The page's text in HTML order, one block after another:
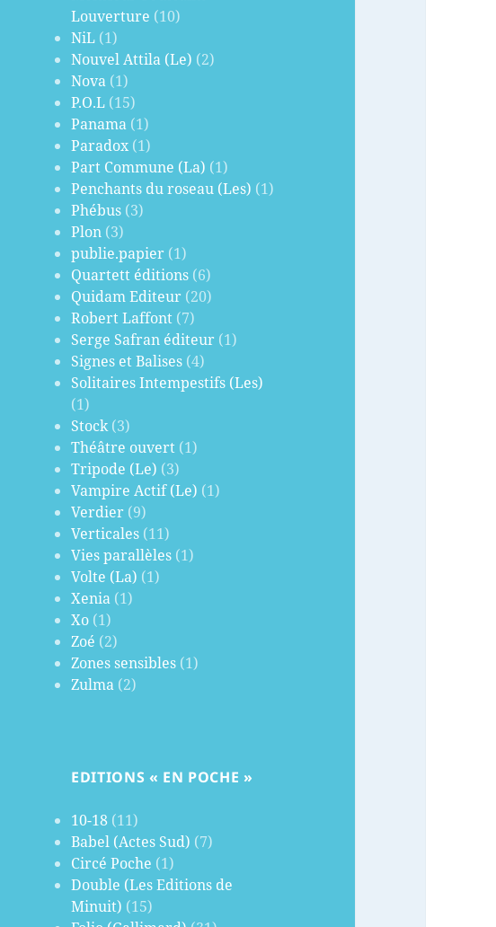
Louverture (10)
NiL (1)
Nouvel Attila (Le) (2)
Nova (1)
P.O.L (15)
Panama (1)
Paradox (1)
Part Commune (La) (1)
Penchants du roseau (Les) (1)
Phébus (3)
Plon (3)
publie.papier (1)
Quartett éditions (6)
Quidam Editeur (20)
Robert Laffont (7)
Serge Safran éditeur (1)
Signes et Balises (4)
Solitaires Intempestifs (Les)
(1)
Stock(3)
Théâtre ouvert (1)
Tripode (Le) (3)
Vampire Actif (Le) (1)
Verdier (9)
Verticales (11)
Vies parallèles (1)
Volte (La) (1)
Xenia (1)
Xo (1)
Zoé (2)
Zones sensibles (1)
Zulma (2)
EDITIONS « EN POCHE »
10-18 (11)
Babel (Actes Sud) (7)
Circé Poche (1)
Double (Les Editions de
Minuit) (15)